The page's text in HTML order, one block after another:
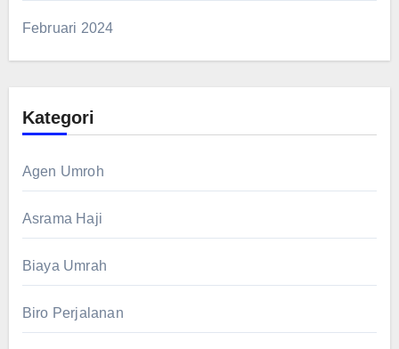
Februari 2024
Kategori
Agen Umroh
Asrama Haji
Biaya Umrah
Biro Perjalanan